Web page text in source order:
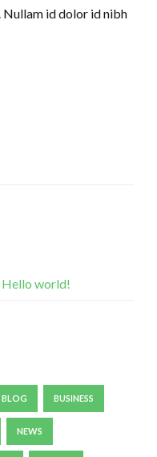
id dolor id nibh
Hello world!
BLOG BUSINESS
NEWS